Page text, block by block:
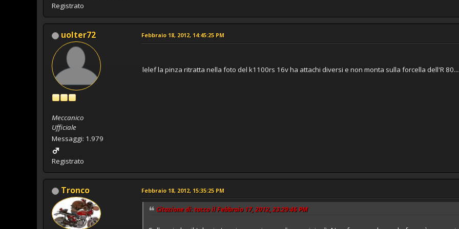
Registrato
uolter72
Meccanico
Ufficiale
Messaggi: 1.979
Registrato
Febbraio 18, 2012, 14:45:25 PM
lelef la pinza ritratta nella foto del k1100rs 16v ha attachi diversi e non monta sulla forcella dell'R
Tronco Febbraio 18, 2012, 15:35:25 PM
Citazione di: tacco il Febbraio 17, 2012, 23:29:46 PM